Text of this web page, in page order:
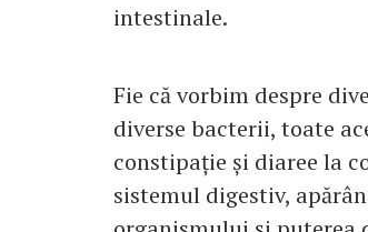
intestinale.
Fie că vorbim despre
diverse bacterii, toate
constipație și diaree la
sistemul digestiv,